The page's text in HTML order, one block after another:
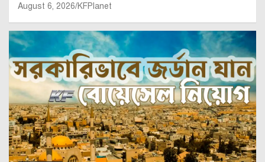
August 6, 2026 KFPlanet